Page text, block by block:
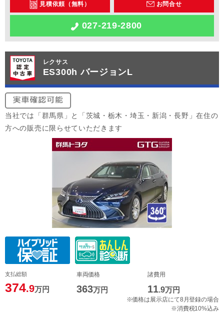
見積依頼（無料） お問合せ
027-219-2800
レクサス
ES300h バージョンL
当社では「群馬県」と「茨城・栃木・埼玉・新潟・長野」在住の
方への販売に限らせていただきます
支払総額
374.9万円
車両価格
363万円
諸費用
11.9万円
※価格は展示店にて8月登録の場合
※消費税10%込み